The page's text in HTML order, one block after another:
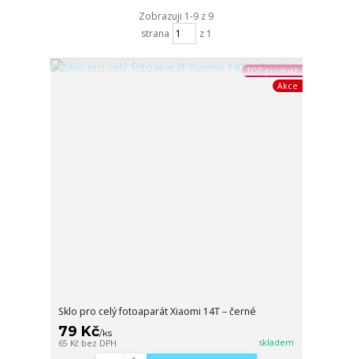
Zobrazuji 1-9 z 9
strana
z 1
TOP produkt
Akce
Sklo pro celý fotoaparát Xiaomi 14T – černé
79 Kč/ks
65 Kč bez DPH skladem